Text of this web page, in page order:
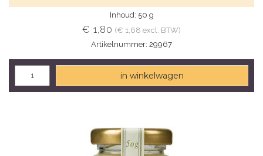
Inhoud: 50 g
€ 1,80 (€ 1,68 excl. BTW)
Artikelnummer: 29967
in winkelwagen